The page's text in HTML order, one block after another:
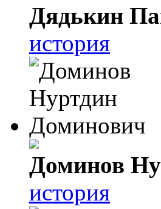
Дядькин
история
Доминов
история